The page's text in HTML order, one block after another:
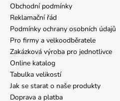
Obchodní podmínky
Reklamační řád
Podmínky ochrany osobních údajů
Pro firmy a velkoodběratele
Zakázková výroba pro jednotlivce
Online katalog
Tabulka velikostí
Jak se starat o naše produkty
Doprava a platba